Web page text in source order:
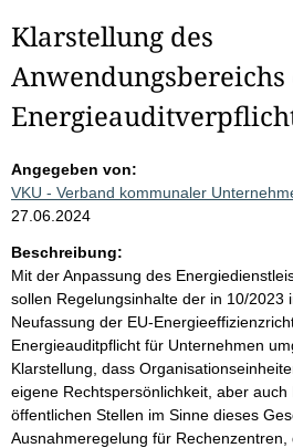
Klarstellung des
Anwendungsbereichs
Angegeben von:
VKU - Verband kommunaler
27.06.2024
Beschreibung:
Mit der Anpassung des
sollen Regelungsinhalte der in 10/2023
Neufassung der EU-
Energieauditpflicht für Unternehmen
Klarstellung, dass
eigene Rechtspersönlichkeit, aber
öffentlichen Stellen im Sinne dieses
Ausnahmeregelung für